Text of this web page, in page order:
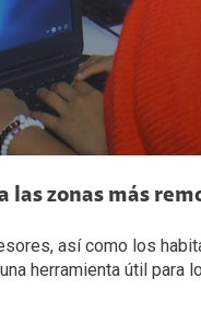
las zonas más
así como los
una herramienta útil para